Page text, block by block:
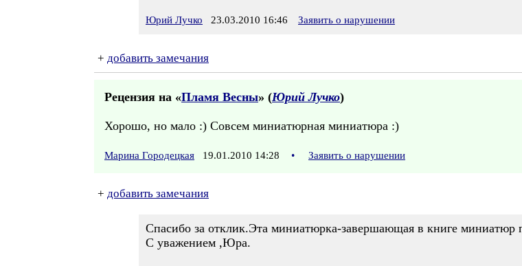
Юрий Лучко 23.03.2010 16:46 Заявить о нарушении
+ добавить замечания
Рецензия на «Пламя Весны» (Юрий Лучко)
Хорошо, но мало :) Совсем миниатюрная миниатюра :)
Марина Городецкая 19.01.2010 14:28 • Заявить о нарушении
+ добавить замечания
Спасибо за отклик.Эта миниатюрка-завершающая в книге
С уважением ,Юра.